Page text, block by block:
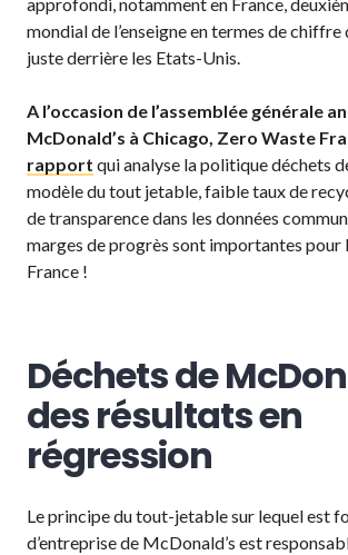
approfondi, notamment en France,
mondial de l’enseigne en termes de chiffre
juste derrière les Etats-Unis.
A l’occasion de l’assemblée générale
McDonald’s à Chicago, Zero Waste
rapport qui analyse la politique déchets
modèle du tout jetable, faible taux de
de transparence dans les données
marges de progrès sont importantes pour
France !
Déchets de
des résultats en
régression
Le principe du tout-jetable sur lequel est
d’entreprise de McDonald’s est